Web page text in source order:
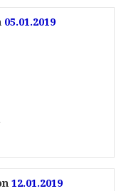
05.01.2019
12.01.2019